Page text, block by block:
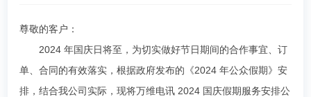
尊敬的客户：
2024 年国庆日将至，为切实做好节日期间的合作事宜、订
单、合同的有效落实，根据政府发布的《2024 年公众假期》安
排，结合我公司实际，现将万维电讯 2024 国庆假期服务安排公